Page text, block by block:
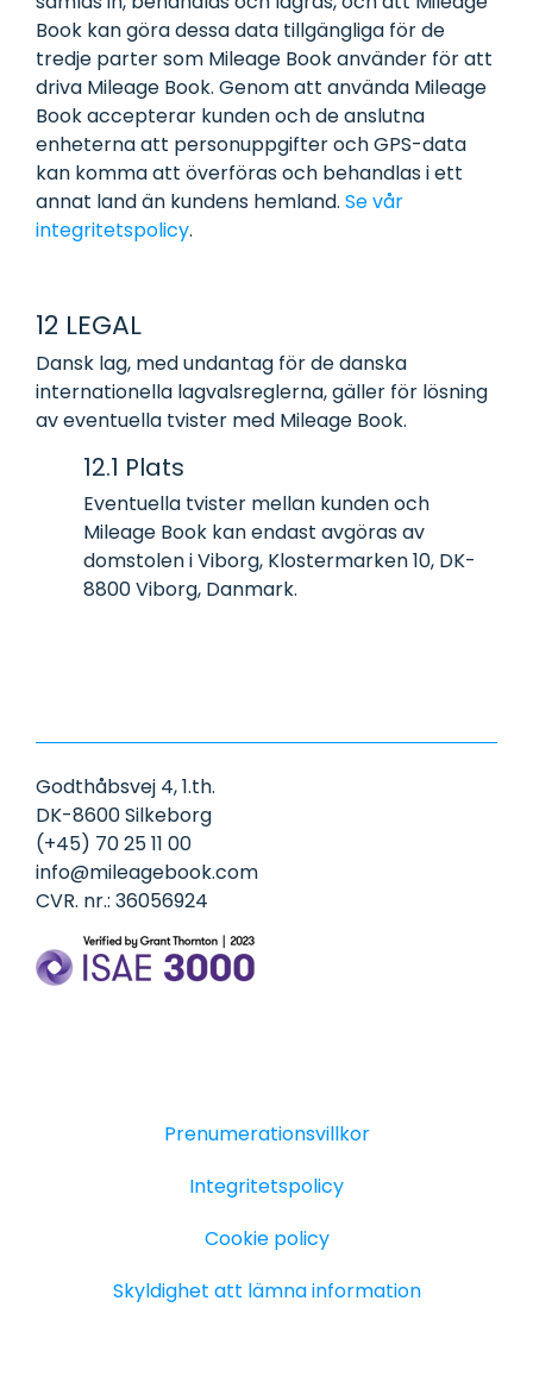
Book kan göra dessa data tillgängliga för de
tredje parter som Mileage Book använder för att
driva Mileage Book. Genom att använda Mileage
Book accepterar kunden och de anslutna
enheterna att personuppgifter och GPS-data
kan komma att överföras och behandlas i ett
annat land än kundens hemland. Se vår
integritetspolicy.
12 LEGAL
Dansk lag, med undantag för de danska
internationella lagvalsreglerna, gäller för lösning
av eventuella tvister med Mileage Book.
12.1 Plats
Eventuella tvister mellan kunden och
Mileage Book kan endast avgöras av
domstolen i Viborg, Klostermarken 10, DK-
8800 Viborg, Danmark.
Godthåbsvej 4, 1.th.
DK-8600 Silkeborg
(+45) 70 25 11 00
info@mileagebook.com
CVR. nr.: 36056924
Prenumerationsvillkor
Integritetspolicy
Cookie policy
Skyldighet att lämna information